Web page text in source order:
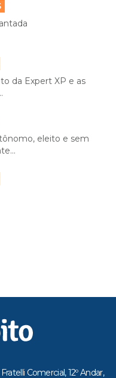
da Expert XP e as
eleito e sem
Comercial, 12º Andar,